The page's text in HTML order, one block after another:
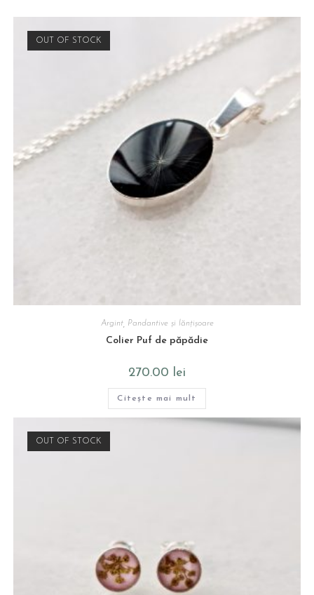
OUT OF STOCK
Argint, Pandantive și lănțișoare
Colier Puf de păpădie
270.00 lei
Citește mai mult
OUT OF STOCK